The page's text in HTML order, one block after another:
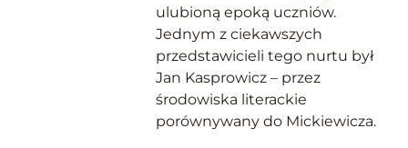
ulubioną epoką uczniów.
Jednym z ciekawszych
przedstawicieli tego nurtu był
Jan Kasprowicz – przez
środowiska literackie
porównywany do Mickiewicza.